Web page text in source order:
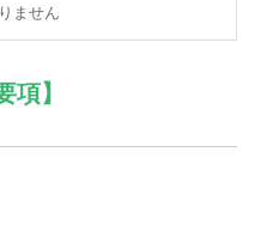
ません
項】